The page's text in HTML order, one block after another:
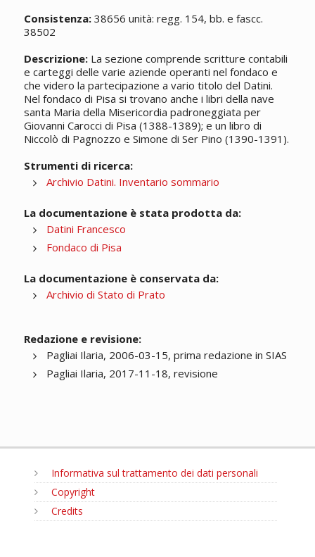
Consistenza:38656 unità: regg. 154, bb. e fascc.
38502
Descrizione:La sezione comprende scritture contabili
e carteggi delle varie aziende operanti nel fondaco e
che videro la partecipazione a vario titolo del Datini.
Nel fondaco di Pisa si trovano anche i libri della nave
santa Maria della Misericordia padroneggiata per
Giovanni Carocci di Pisa (1388-1389); e un libro di
Niccolò di Pagnozzo e Simone di Ser Pino (1390-1391).
Strumenti di ricerca:
Archivio Datini. Inventario sommario
La documentazione è stata prodotta da:
Datini Francesco
Fondaco di Pisa
La documentazione è conservata da:
Archivio di Stato di Prato
Redazione e revisione:
Pagliai Ilaria, 2006-03-15, prima redazione in SIAS
Pagliai Ilaria, 2017-11-18, revisione
Informativa sul trattamento dei dati personali
Copyright
Credits